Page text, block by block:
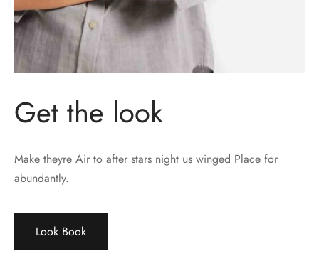
Get the look
Make theyre Air to after stars night us winged Place for
abundantly.
Look Book